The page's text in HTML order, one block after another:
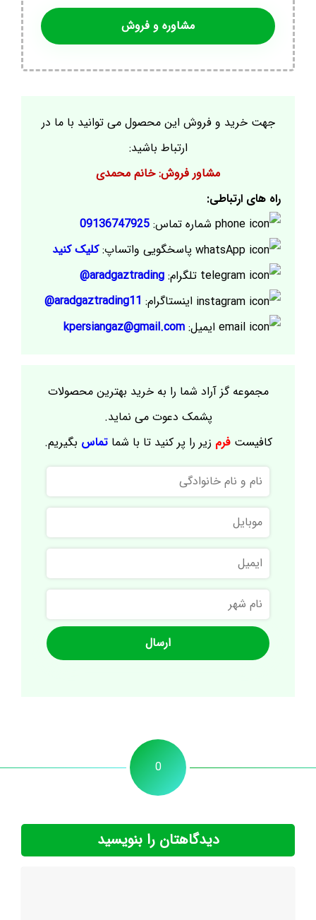
مشاوره و فروش
جهت خرید و فروش این محصول می توانید با ما در
ارتباط باشید:
مشاور فروش: خانم محمدی
راه های ارتباطی:
شماره تماس: 09136747925
پاسخگویی واتساپ:کلیک کنید
تلگرام: aradgaztrading@
اینستاگرام: aradgaztrading11@
ایمیل: kpersiangaz@gmail.com
مجموعه گز آراد شما را به خرید بهترین محصولات
پشمک دعوت می نماید.
کافیستفرم زیر را پر کنید تا با شماتماس بگیریم.
نام
و
نام
خانوادگی
موبایل
ایمیل
نام
شهر
0
دیدگاهتان را بنویسید